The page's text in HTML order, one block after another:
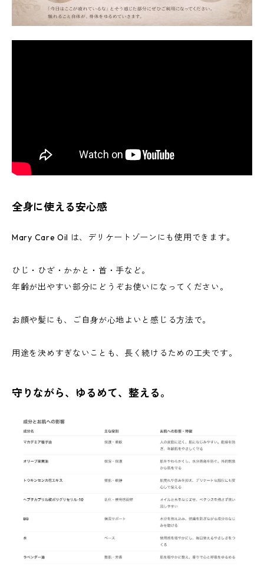
全身に使える安心感
Mary Care Oil は、デリケートゾーンにも使用できます。
ひじ・ひざ・かかと・首・手など。
年齢が出やすい部分にどうぞお使いになってください。
お顔や髪にも、ご自身が心地よいと感じる方法で。
用途を決めすぎないことも、長く続けるための工夫です。
守りながら、ゆるめて、整える。